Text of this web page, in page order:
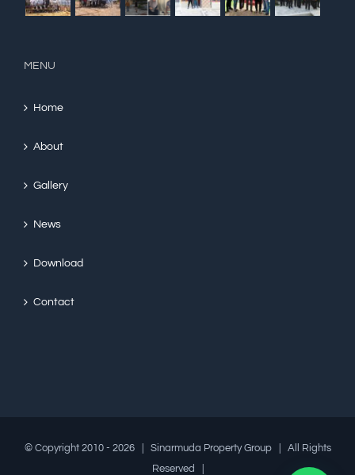
MENU
Home
About
Gallery
News
Download
Contact
© Copyright 2010 - 2026 | Sinarmuda Property Group | All Rights
Reserved |